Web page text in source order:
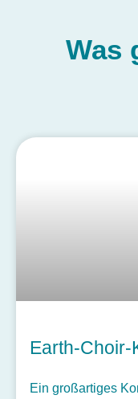
Was
Earth-Choir-
Ein großartiges